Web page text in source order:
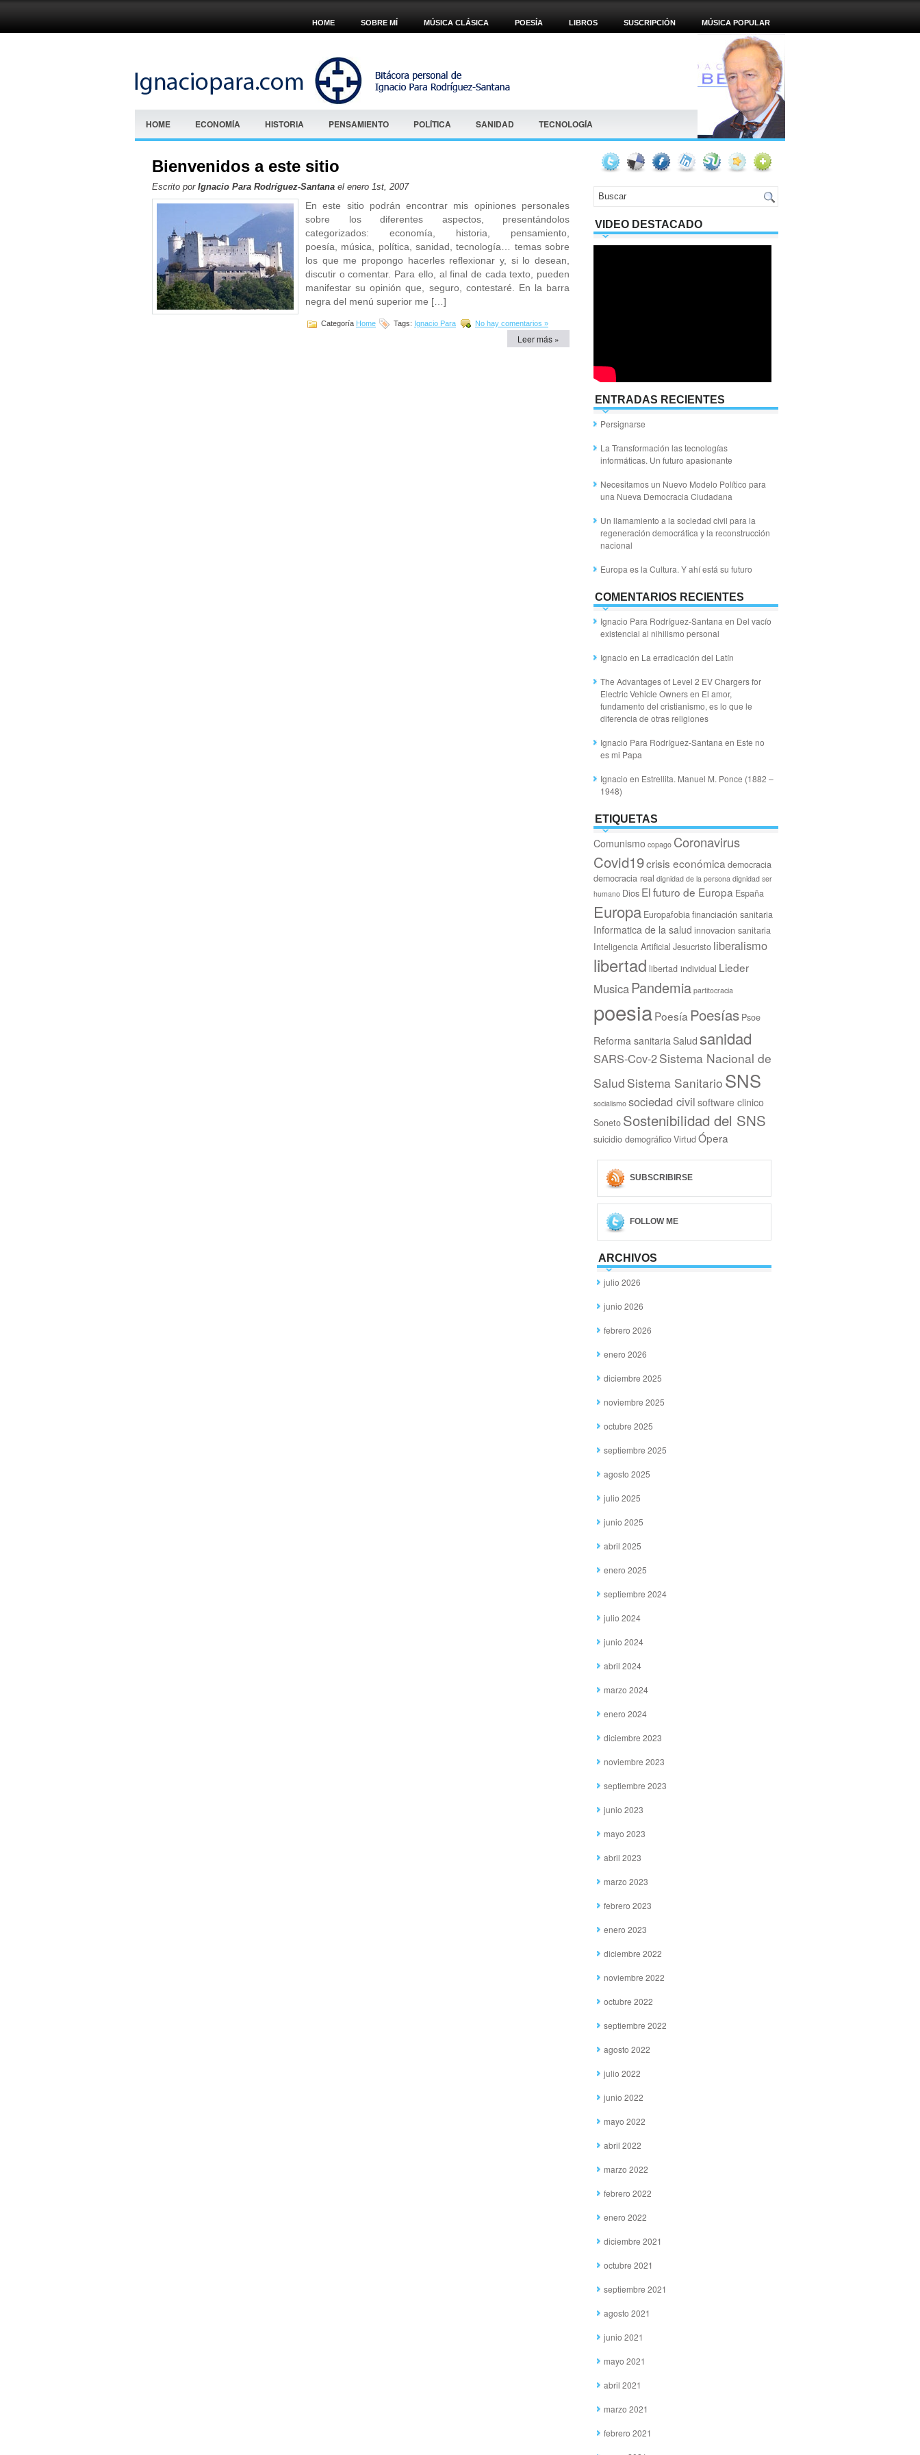
HOME SOBRE MÍ MÚSICA CLÁSICA POESÍA LIBROS SUSCRIPCIÓN MÚSICA POPULAR
HOME ECONOMÍA HISTORIA PENSAMIENTO POLÍTICA SANIDAD TECNOLOGÍA
Bienvenidos a este sitio
Escrito por Ignacio Para Rodríguez-Santana el enero 1st, 2007
En este sitio podrán encontrar mis opiniones personales
sobre los diferentes aspectos, presentándolos
categorizados: economía, historia, pensamiento,
poesía, música, política, sanidad, tecnología… temas sobre
los que me propongo hacerles reflexionar y, si lo desean,
discutir o comentar. Para ello, al final de cada texto, pueden
manifestar su opinión que, seguro, contestaré. En la barra
negra del menú superior me […]
Categoría Home Tags: Ignacio Para No hay comentarios »
Leer más »
VIDEO DESTACADO
ENTRADAS RECIENTES
Persignarse
La Transformación las tecnologías
informáticas. Un futuro apasionante
Necesitamos un Nuevo Modelo Político para
una Nueva Democracia Ciudadana
Un llamamiento a la sociedad civil para la
regeneración democrática y la reconstrucción
nacional
Europa es la Cultura. Y ahí está su futuro
COMENTARIOS RECIENTES
Ignacio Para Rodríguez-Santana en Del vacío
existencial al nihilismo personal
Ignacio en La erradicación del Latín
The Advantages of Level 2 EV Chargers for
Electric Vehicle Ownersen El amor,
fundamento del cristianismo, es lo que le
diferencia de otras religiones
Ignacio Para Rodríguez-Santana en Este no
es mi Papa
Ignacio en Estrellita. Manuel M. Ponce (1882 –
1948)
ETIQUETAS
Comunismo copago Coronavirus
Covid19crisis económica democracia
democracia real dignidad de la persona dignidad ser
humano Dios El futuro de Europa España
Europa Europafobiafinanciación sanitaria
Informatica de la salud innovacion sanitaria
Inteligencia Artificial Jesucristo liberalismo
libertad libertad individual Lieder
MusicaPandemia partitocracia
poesiaPoesía Poesías Psoe
Reforma sanitariaSalud sanidad
SARS-Cov-2Sistema Nacional de
Salud Sistema Sanitario SNS
socialismo sociedad civil software clinico
Soneto Sostenibilidad del SNS
suicidio demográficoVirtudÓpera
SUBSCRIBIRSE
FOLLOW ME
ARCHIVOS
julio 2026
junio 2026
febrero 2026
enero 2026
diciembre 2025
noviembre 2025
octubre 2025
septiembre 2025
agosto 2025
julio 2025
junio 2025
abril 2025
enero 2025
septiembre 2024
julio 2024
junio 2024
abril 2024
marzo 2024
enero 2024
diciembre 2023
noviembre 2023
septiembre 2023
junio 2023
mayo 2023
abril 2023
marzo 2023
febrero 2023
enero 2023
diciembre 2022
noviembre 2022
octubre 2022
septiembre 2022
agosto 2022
julio 2022
junio 2022
mayo 2022
abril 2022
marzo 2022
febrero 2022
enero 2022
diciembre 2021
octubre 2021
septiembre 2021
agosto 2021
junio 2021
mayo 2021
abril 2021
marzo 2021
febrero 2021